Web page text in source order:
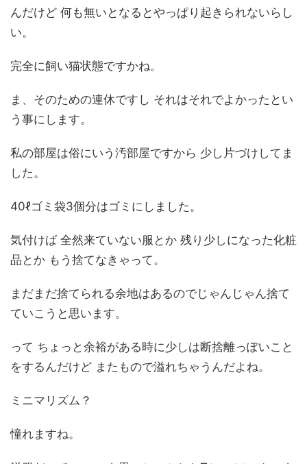
んだけど 何も無いとなるとやっぱり起きられないらし
い。
完全に飼い猫状態ですかね。
ま、そのための連休ですし それはそれでよかったとい
う事にします。
私の部屋は俗にいう汚部屋ですから 少し片づけしてま
した。
40ℓゴミ袋3個分はゴミにしました。
気付けば 全然来ていない服とか 残り少しになった化粧
品とか もう捨てなきゃって。
まだまだ捨てられる余地はあるのでじゃんじゃん捨て
ていこうと思います。
って ちょっと余裕がある時に少しは断捨離っぽいこと
をするんだけど またもので溢れちゃうんだよね。
ミニマリズム？
憧れますね。